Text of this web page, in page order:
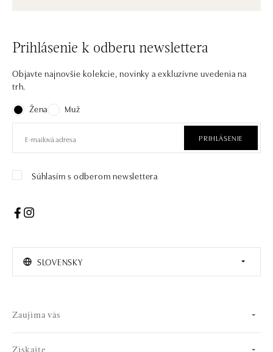
Prihlásenie k odberu newslettera
Objavte najnovšie kolekcie, novinky a exkluzívne uvedenia na
trh.
Žena
Muž
PRIHLÁSENIE
Súhlasím s odberom newslettera
SLOVENSKY
Zaujíma vás
Získajte